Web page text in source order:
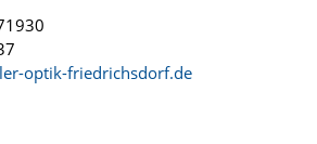
optik-friedrichsdorf.de